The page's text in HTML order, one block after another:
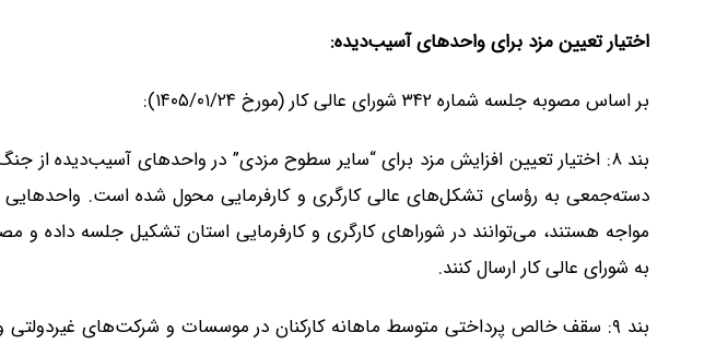
اختیار تعیین مزد برای واحدهای آسیب‌دیده:
بر اساس مصوبه جلسه شماره ۳۴۲ شورای عالی کار (مورخ ۱۴۰۵/۰۱/۲۴):
بند ۸: اختیار تعیین افزایش مزد برای “سایر سطوح مزدی” در واحدهای آسیب‌دیده از
دسته‌جمعی به رؤسای تشکل‌های عالی کارگری و کارفرمایی محول شده است.
مواجه هستند، می‌توانند در شوراهای کارگری و کارفرمایی استان تشکیل جلسه داده و
به شورای عالی کار ارسال کنند.
بند ۹: سقف خالص پرداختی متوسط ماهانه کارکنان در موسسات و شرکت‌های